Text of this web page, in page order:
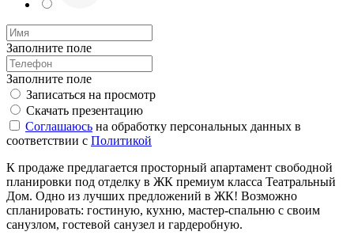
Заполните поле
Заполните поле
Записаться на просмотр
Скачать презентацию
Соглашаюсь на обработку персональных данных в
соответствии с Политикой
К продаже предлагается просторный апартамент свободной
планировки под отделку в ЖК премиум класса Театральный
Дом. Одно из лучших предложений в ЖК! Возможно
спланировать: гостиную, кухню, мастер-спальню с своим
санузлом, гостевой санузел и гардеробную.